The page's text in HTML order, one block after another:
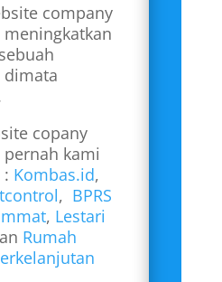
company
dimata
copany
kami
Kombas.id,
, BPRS
, Lestari
Rumah